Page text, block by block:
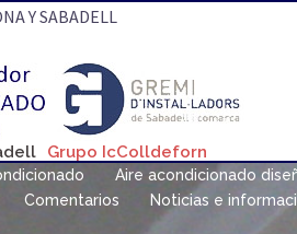
Y SABADELL
Grupo IcColldeforn
Aire acondicionado
Comentarios Noticias e